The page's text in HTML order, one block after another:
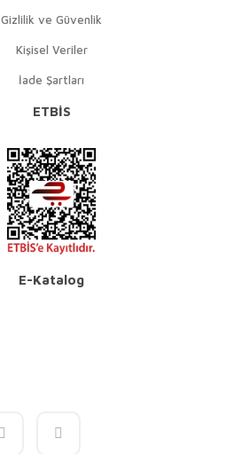
Gizlilik ve Güvenlik
Kişisel Veriler
İade Şartları
ETBİS
E-Katalog